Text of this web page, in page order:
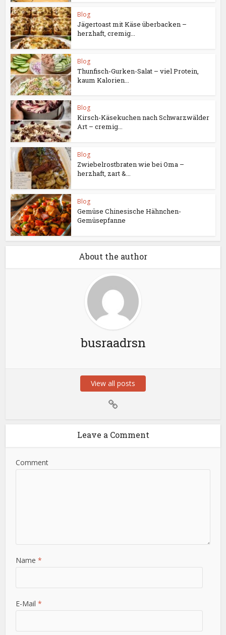
Blog
Jägertoast mit Käse überbacken –
herzhaft, cremig...
Blog
Thunfisch-Gurken-Salat – viel Protein,
kaum Kalorien...
Blog
Kirsch-Käsekuchen nach Schwarzwälder
Art – cremig...
Blog
Zwiebelrostbraten wie bei Oma –
herzhaft, zart &...
Blog
Gemüse Chinesische Hähnchen-
Gemüsepfanne
About the author
busraadrsn
View all posts
Leave a Comment
Comment
Name*
E-Mail*